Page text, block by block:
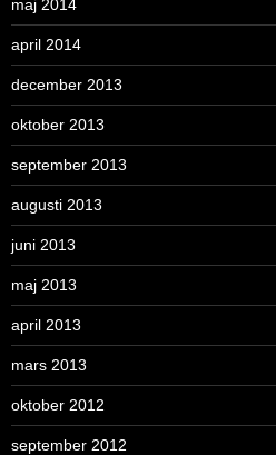
maj 2014
april 2014
december 2013
oktober 2013
september 2013
augusti 2013
juni 2013
maj 2013
april 2013
mars 2013
oktober 2012
september 2012